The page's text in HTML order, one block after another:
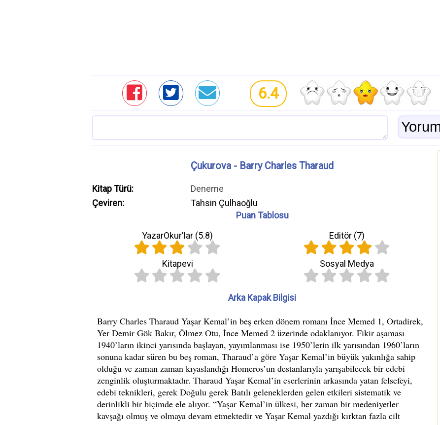
6.4
Çukurova - Barry Charles Tharaud
Kitap Türü:
Deneme
Çeviren:
Tahsin Çulhaoğlu
Puan Tablosu
YazarOkur'lar (5.8) Editör (7)
Kitapevi Sosyal Medya
Arka Kapak Bilgisi